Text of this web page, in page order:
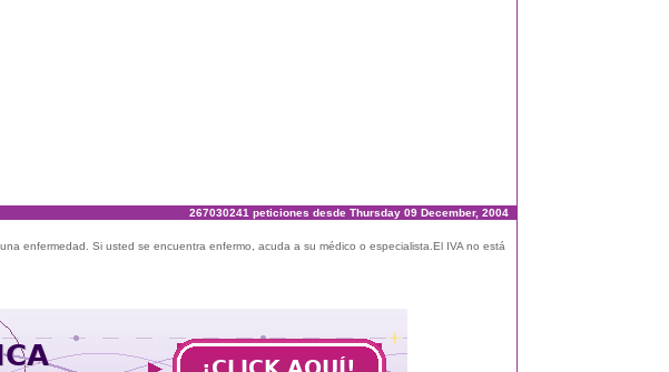
267030241 peticiones desde Thursday 09 December, 2004
enfermedad. Si usted se encuentra enfermo, acuda a su médico o especialista.El IVA no está